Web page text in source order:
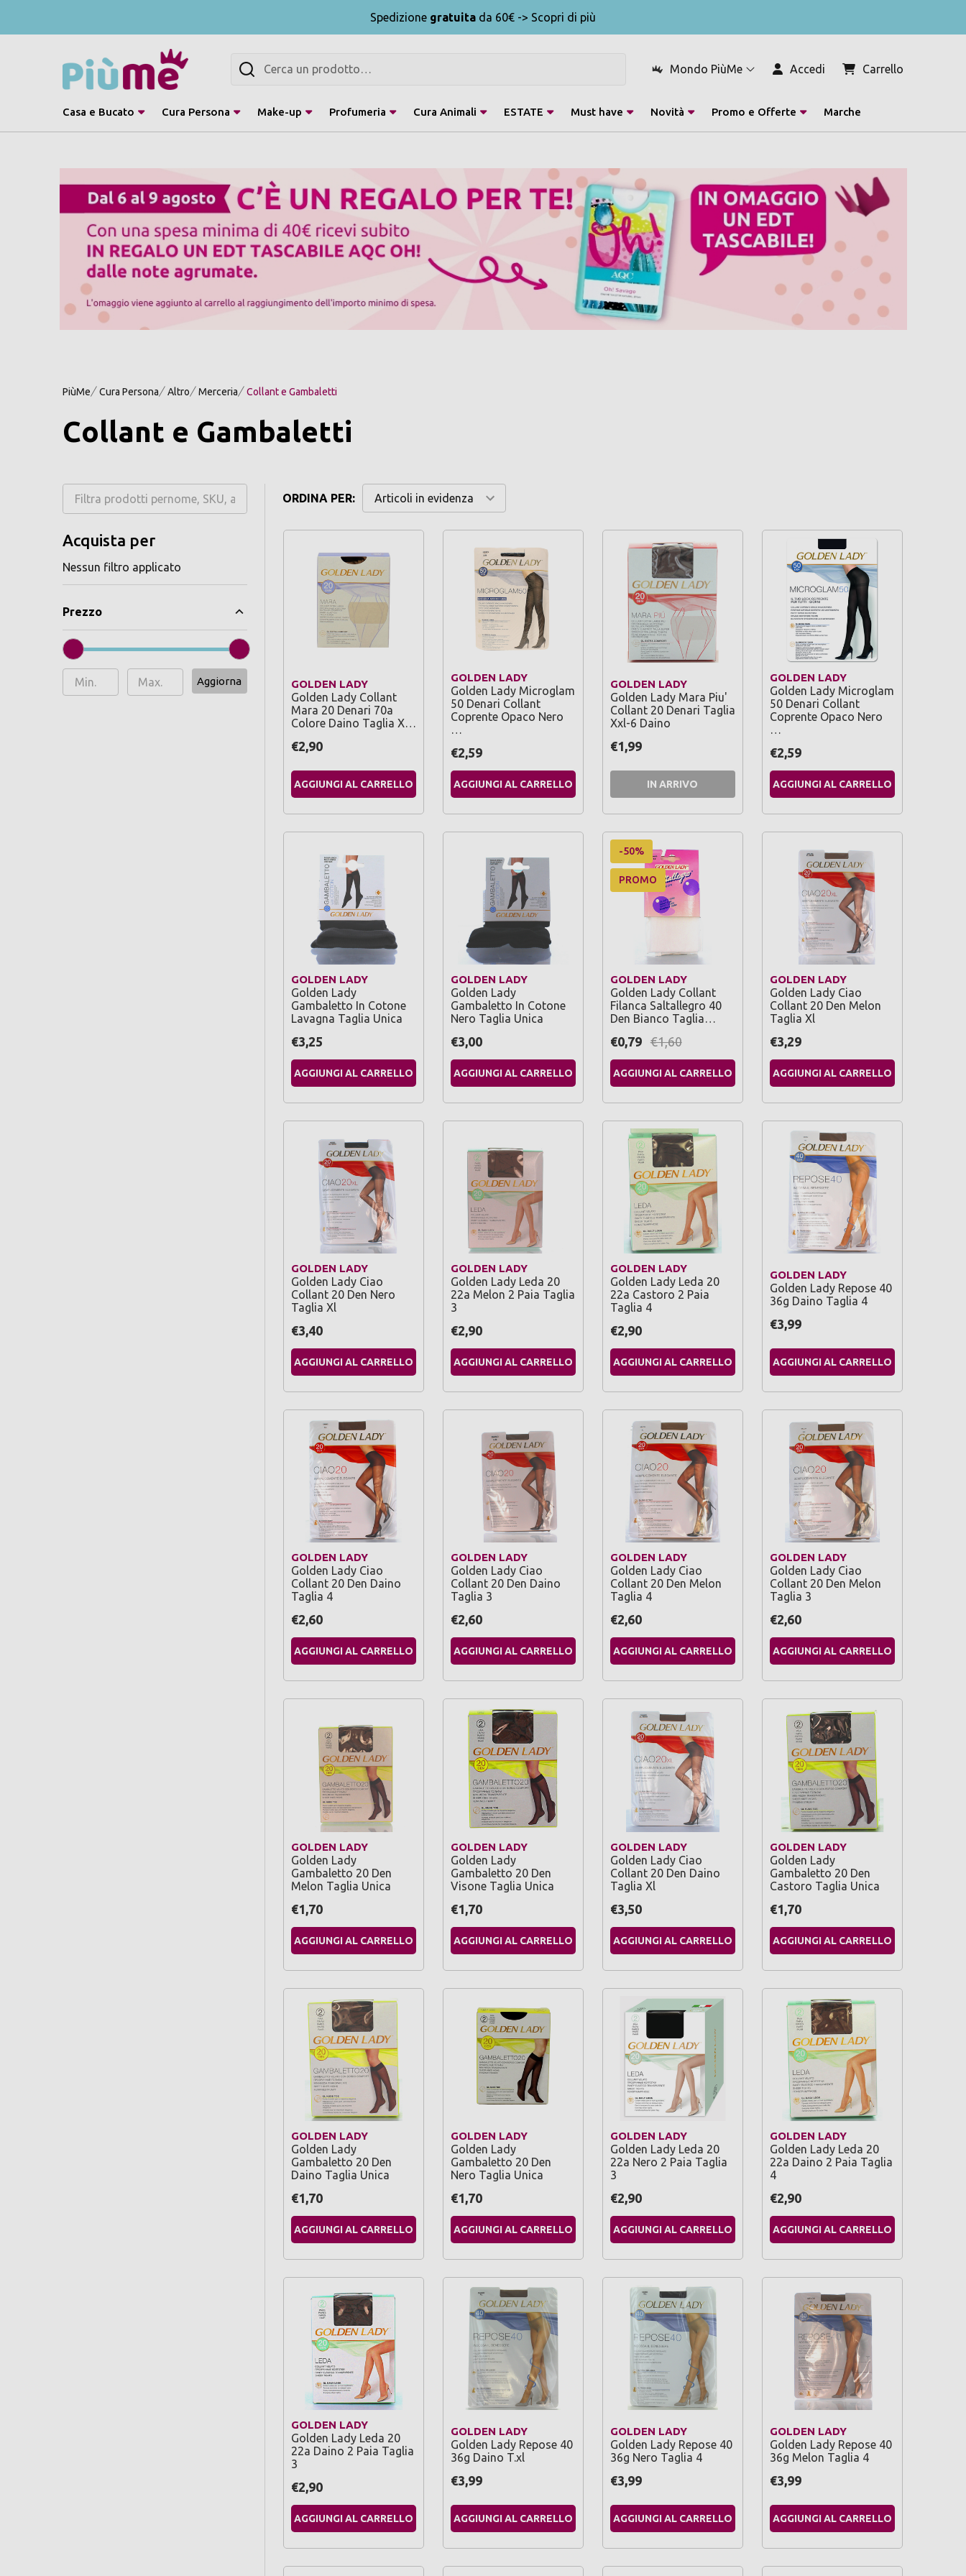
Spedizione gratuita da 60€ -> Scopri di più
Mondo PiùMe Accedi Carrello
Cerca
Casa e Bucato Cura Persona Make-up Profumeria Cura Animali ESTATE Must have Novità Promo e Offerte Marche
PiùMe Cura Persona Altro Merceria Collant e Gambaletti
Collant e Gambaletti
Acquista per
Nessun filtro applicato
Prezzo
Aggiorna
ORDINA PER:
GOLDEN LADY
Golden Lady Collant
Mara 20 Denari 70a
Colore Daino Taglia X…
€2,90
AGGIUNGI AL CARRELLO
GOLDEN LADY
Golden Lady Microglam
50 Denari Collant
Coprente Opaco Nero
…
€2,59
AGGIUNGI AL CARRELLO
GOLDEN LADY
Golden Lady Mara Piu'
Collant 20 Denari Taglia
Xxl-6 Daino
€1,99
IN ARRIVO
GOLDEN LADY
Golden Lady Microglam
50 Denari Collant
Coprente Opaco Nero
…
€2,59
AGGIUNGI AL CARRELLO
GOLDEN LADY
Golden Lady
Gambaletto In Cotone
Lavagna Taglia Unica
€3,25
AGGIUNGI AL CARRELLO
GOLDEN LADY
Golden Lady
Gambaletto In Cotone
Nero Taglia Unica
€3,00
AGGIUNGI AL CARRELLO
-50%
PROMO
GOLDEN LADY
Golden Lady Collant
Filanca Saltallegro 40
Den Bianco Taglia…
€0,79 €1,60
AGGIUNGI AL CARRELLO
GOLDEN LADY
Golden Lady Ciao
Collant 20 Den Melon
Taglia Xl
€3,29
AGGIUNGI AL CARRELLO
GOLDEN LADY
Golden Lady Ciao
Collant 20 Den Nero
Taglia Xl
€3,40
AGGIUNGI AL CARRELLO
GOLDEN LADY
Golden Lady Leda 20
22a Melon 2 Paia Taglia
3
€2,90
AGGIUNGI AL CARRELLO
GOLDEN LADY
Golden Lady Leda 20
22a Castoro 2 Paia
Taglia 4
€2,90
AGGIUNGI AL CARRELLO
GOLDEN LADY
Golden Lady Repose 40
36g Daino Taglia 4
€3,99
AGGIUNGI AL CARRELLO
GOLDEN LADY
Golden Lady Ciao
Collant 20 Den Daino
Taglia 4
€2,60
AGGIUNGI AL CARRELLO
GOLDEN LADY
Golden Lady Ciao
Collant 20 Den Daino
Taglia 3
€2,60
AGGIUNGI AL CARRELLO
GOLDEN LADY
Golden Lady Ciao
Collant 20 Den Melon
Taglia 4
€2,60
AGGIUNGI AL CARRELLO
GOLDEN LADY
Golden Lady Ciao
Collant 20 Den Melon
Taglia 3
€2,60
AGGIUNGI AL CARRELLO
GOLDEN LADY
Golden Lady
Gambaletto 20 Den
Melon Taglia Unica
€1,70
AGGIUNGI AL CARRELLO
GOLDEN LADY
Golden Lady
Gambaletto 20 Den
Visone Taglia Unica
€1,70
AGGIUNGI AL CARRELLO
GOLDEN LADY
Golden Lady Ciao
Collant 20 Den Daino
Taglia Xl
€3,50
AGGIUNGI AL CARRELLO
GOLDEN LADY
Golden Lady
Gambaletto 20 Den
Castoro Taglia Unica
€1,70
AGGIUNGI AL CARRELLO
GOLDEN LADY
Golden Lady
Gambaletto 20 Den
Daino Taglia Unica
€1,70
AGGIUNGI AL CARRELLO
GOLDEN LADY
Golden Lady
Gambaletto 20 Den
Nero Taglia Unica
€1,70
AGGIUNGI AL CARRELLO
GOLDEN LADY
Golden Lady Leda 20
22a Nero 2 Paia Taglia
3
€2,90
AGGIUNGI AL CARRELLO
GOLDEN LADY
Golden Lady Leda 20
22a Daino 2 Paia Taglia
4
€2,90
AGGIUNGI AL CARRELLO
GOLDEN LADY
Golden Lady Leda 20
22a Daino 2 Paia Taglia
3
€2,90
AGGIUNGI AL CARRELLO
GOLDEN LADY
Golden Lady Repose 40
36g Daino T.xl
€3,99
AGGIUNGI AL CARRELLO
GOLDEN LADY
Golden Lady Repose 40
36g Nero Taglia 4
€3,99
AGGIUNGI AL CARRELLO
GOLDEN LADY
Golden Lady Repose 40
36g Melon Taglia 4
€3,99
AGGIUNGI AL CARRELLO